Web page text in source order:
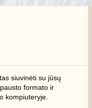
siuvinėti su jūsų
formato ir
kompiuteryje.